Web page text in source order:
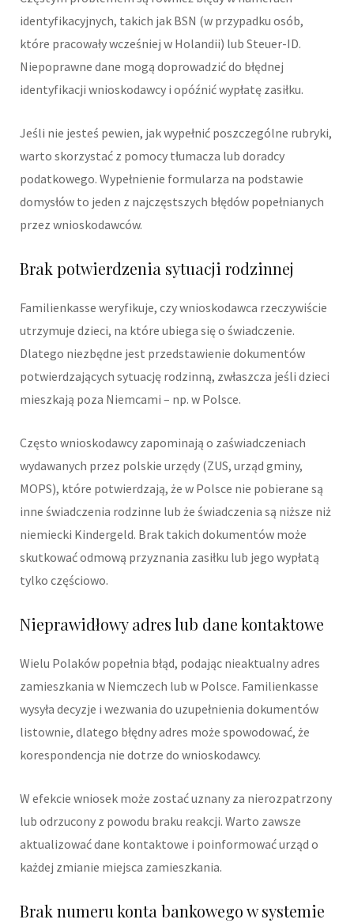
identyfikacyjnych, takich jak BSN (w przypadku osób,
które pracowały wcześniej w Holandii) lub Steuer-ID.
Niepoprawne dane mogą doprowadzić do błędnej
identyfikacji wnioskodawcy i opóźnić wypłatę zasiłku.
Jeśli nie jesteś pewien, jak wypełnić poszczególne rubryki,
warto skorzystać z pomocy tłumacza lub doradcy
podatkowego. Wypełnienie formularza na podstawie
domysłów to jeden z najczęstszych błędów popełnianych
przez wnioskodawców.
Brak potwierdzenia sytuacji rodzinnej
Familienkasse weryfikuje, czy wnioskodawca rzeczywiście
utrzymuje dzieci, na które ubiega się o świadczenie.
Dlatego niezbędne jest przedstawienie dokumentów
potwierdzających sytuację rodzinną, zwłaszcza jeśli dzieci
mieszkają poza Niemcami – np. w Polsce.
Często wnioskodawcy zapominają o zaświadczeniach
wydawanych przez polskie urzędy (ZUS, urząd gminy,
MOPS), które potwierdzają, że w Polsce nie pobierane są
inne świadczenia rodzinne lub że świadczenia są niższe niż
niemiecki Kindergeld. Brak takich dokumentów może
skutkować odmową przyznania zasiłku lub jego wypłatą
tylko częściowo.
Nieprawidłowy adres lub dane kontaktowe
Wielu Polaków popełnia błąd, podając nieaktualny adres
zamieszkania w Niemczech lub w Polsce. Familienkasse
wysyła decyzje i wezwania do uzupełnienia dokumentów
listownie, dlatego błędny adres może spowodować, że
korespondencja nie dotrze do wnioskodawcy.
W efekcie wniosek może zostać uznany za nierozpatrzony
lub odrzucony z powodu braku reakcji. Warto zawsze
aktualizować dane kontaktowe i poinformować urząd o
każdej zmianie miejsca zamieszkania.
Brak numeru konta bankowego w systemie